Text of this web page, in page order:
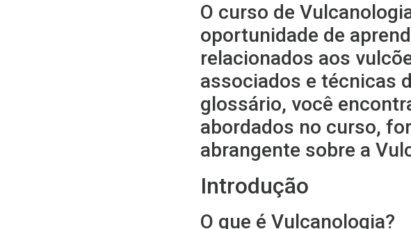
O curso de
oportunidade de
relacionados aos
associados e técnicas
glossário, você
abordados no curso,
abrangente sobre a
Introdução
O que é Vulcanologia?